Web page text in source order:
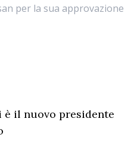
per la sua approvazione
il nuovo presidente